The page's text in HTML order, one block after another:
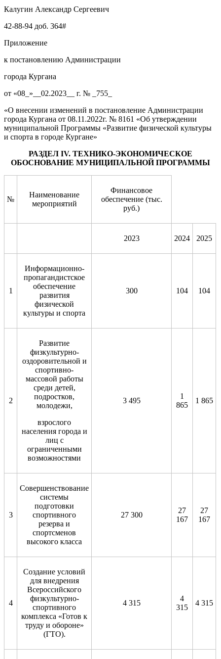
Калугин Александр Сергеевич
42-88-94 доб. 364#
Приложение
к постановлению Администрации
города Кургана
от «08_»__02.2023__ г. № _755_
«О внесении изменений в постановление Администрации
города Кургана от 08.11.2022г. № 8161 «Об утверждении
муниципальной Программы «Развитие физической культуры
и спорта в городе Кургане»
РАЗДЕЛ IV. ТЕХНИКО-ЭКОНОМИЧЕСКОЕ
ОБОСНОВАНИЕ МУНИЦИПАЛЬНОЙ ПРОГРАММЫ
№
Наименование
мероприятий
Финансовое
обеспечение (тыс.
руб.)
2023 2024 2025
1
Информационно-
пропагандистское
обеспечение
развития
физической
культуры и спорта
300 104 104
2
Развитие
физкультурно-
оздоровительной и
спортивно-
массовой работы
среди детей,
подростков,
молодежи,
взрослого
населения города и
лиц с
ограниченными
возможностями
3 495
1
865
1 865
3
Совершенствование
системы
подготовки
спортивного
резерва и
спортсменов
высокого класса
27 300
27
167
27
167
4
Создание условий
для внедрения
Всероссийского
физкультурно-
спортивного
комплекса «Готов к
труду и обороне»
(ГТО).
4 315
4
315
4 315